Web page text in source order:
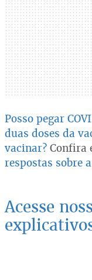
Posso pegar
duas doses da
vacinar? Confira
respostas sobre
Acesse